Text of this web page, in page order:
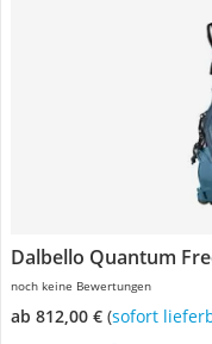
Dalbello Quantum
noch keine Bewertungen
ab 812,00 € ( Sofort